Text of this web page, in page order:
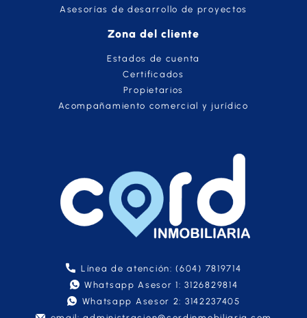
Asesorías de desarrollo de proyectos
Zona del cliente
Estados de cuenta
Certificados
Propietarios
Acompañamiento comercial y jurídico
Línea de atención: (604) 7819714
Whatsapp Asesor 1: 3126829814
Whatsapp Asesor 2: 3142237405